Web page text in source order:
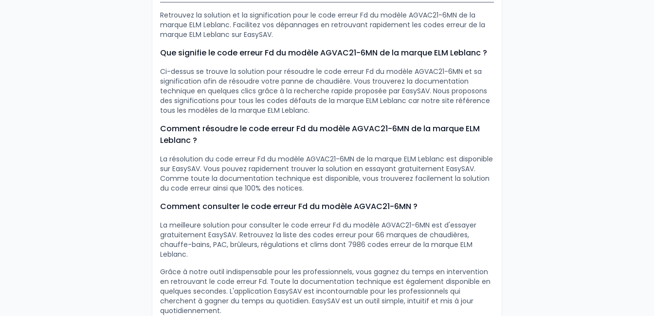
Retrouvez la solution et la signification pour le code erreur Fd du modèle AGVAC21-6MN de la
marque ELM Leblanc. Facilitez vos dépannages en retrouvant rapidement les codes erreur de la
marque ELM Leblanc sur EasySAV.
Que signifie le code erreur Fd du modèle AGVAC21-6MN de la marque ELM Leblanc ?
Ci-dessus se trouve la solution pour résoudre le code erreur Fd du modèle AGVAC21-6MN et sa
signification afin de résoudre votre panne de chaudière. Vous trouverez la documentation
technique en quelques clics grâce à la recherche rapide proposée par EasySAV. Nous proposons
des significations pour tous les codes défauts de la marque ELM Leblanc car notre site référence
tous les modèles de la marque ELM Leblanc.
Comment résoudre le code erreur Fd du modèle AGVAC21-6MN de la marque ELM
Leblanc ?
La résolution du code erreur Fd du modèle AGVAC21-6MN de la marque ELM Leblanc est disponible
sur EasySAV. Vous pouvez rapidement trouver la solution en essayant gratuitement EasySAV.
Comme toute la documentation technique est disponible, vous trouverez facilement la solution
du code erreur ainsi que 100% des notices.
Comment consulter le code erreur Fd du modèle AGVAC21-6MN ?
La meilleure solution pour consulter le code erreur Fd du modèle AGVAC21-6MN est d'essayer
gratuitement EasySAV. Retrouvez la liste des codes erreur pour 66 marques de chaudières,
chauffe-bains, PAC, brûleurs, régulations et clims dont 7986 codes erreur de la marque ELM
Leblanc.
Grâce à notre outil indispensable pour les professionnels, vous gagnez du temps en intervention
en retrouvant le code erreur Fd. Toute la documentation technique est également disponible en
quelques secondes. L'application EasySAV est incontournable pour les professionnels qui
cherchent à gagner du temps au quotidien. EasySAV est un outil simple, intuitif et mis à jour
quotidiennement.